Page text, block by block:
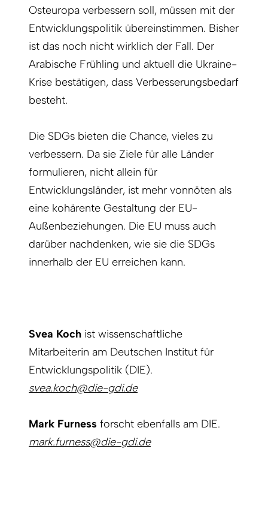
Osteuropa verbessern soll, müssen mit der
Entwicklungspolitik übereinstimmen. Bisher
ist das noch nicht wirklich der Fall. Der
Arabische Frühling und aktuell die Ukraine-
Krise bestätigen, dass Verbesserungsbedarf
besteht.
Die SDGs bieten die Chance, vieles zu
verbessern. Da sie Ziele für alle Länder
formulieren, nicht allein für
Entwicklungsländer, ist mehr vonnöten als
eine kohärente Gestaltung der EU-
Außenbeziehungen. Die EU muss auch
darüber nachdenken, wie sie die SDGs
innerhalb der EU erreichen kann.
Svea Koch ist wissenschaftliche
Mitarbeiterin am Deutschen Institut für
Entwicklungspolitik (DIE).
svea.koch@die-gdi.de
Mark Furness forscht ebenfalls am DIE.
mark.furness@die-gdi.de